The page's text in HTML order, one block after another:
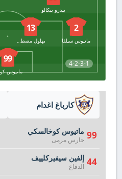
4-2-3-1
بيدرو بيكالو
2
ماتيوس سيلفا
13
بهلول مصطفى زاده
99
كارباغ اغدام
99 ماتيوس كوخالسكي
حارس مرمى
44 إلفين سيفيركلييف
الدفاع